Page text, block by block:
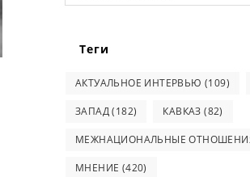
Теги
АКТУАЛЬНОЕ ИНТЕРВЬЮ (109)
ЗАПАД(182) КАВКАЗ (82)
МЕЖНАЦИОНАЛЬНЫЕ
МНЕНИЕ (420)